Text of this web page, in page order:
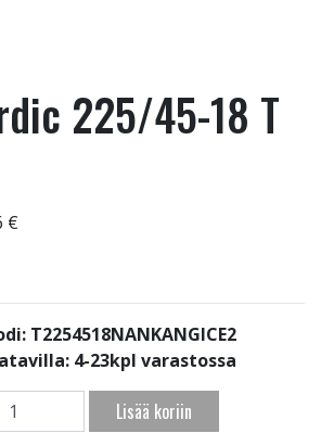
225/45-18 T
€
T2254518NANKANGICE2
4-23kpl varastossa
Lisää koriin